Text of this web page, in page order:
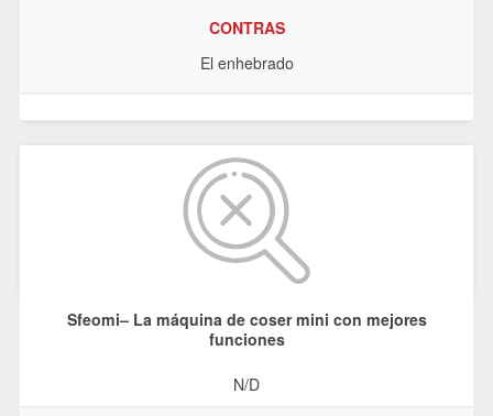
CONTRAS
El enhebrado
Sfeomi– La máquina de coser mini con mejores
funciones
N/D